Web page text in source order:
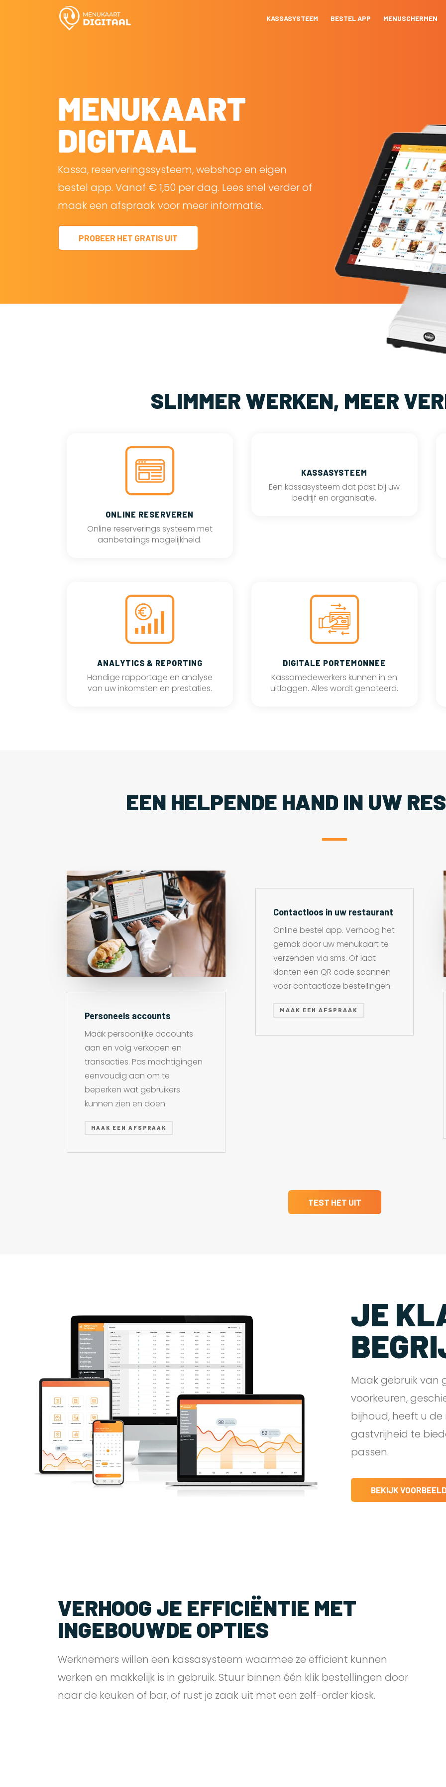
KASSASYSTEEM BESTEL APP MENUSCHERMEN
MENUKAART
DIGITAAL
Kassa, reserveringssysteem, webshop en eigen
bestel app. Vanaf € 1,50 per dag. Lees snel verder of
maak een afspraak voor meer informatie.
PROBEER HET GRATIS UIT
SLIMMER WERKEN, MEER
ONLINE RESERVEREN
Online reserverings systeem met
aanbetalings mogelijkheid.
KASSASYSTEEM
Een kassasysteem dat past bij uw
bedrijf en organisatie.
ANALYTICS & REPORTING
Handige rapportage en analyse
van uw inkomsten en prestaties.
DIGITALE PORTEMONNEE
Kassamedewerkers kunnen in en
uitloggen. Alles wordt genoteerd.
EEN HELPENDE HAND IN UW
Personeels accounts
Maak persoonlijke accounts
aan en volg verkopen en
transacties. Pas machtigingen
eenvoudig aan om te
beperken wat gebruikers
kunnen zien en doen.
MAAK EEN AFSPRAAK
Contactloos in uw restaurant
Online bestel app. Verhoog het
gemak door uw menukaart te
verzenden via sms. Of laat
klanten een QR code scannen
voor contactloze bestellingen.
MAAK EEN AFSPRAAK
TEST HET UIT
JE
Maak gebruik van
voorkeuren,
bijhoud, heeft u
gastvrijheid te
passen.
BEKIJK
VERHOOG JE EFFICIËNTIE MET
INGEBOUWDE OPTIES
Werknemers willen een kassasysteem waarmee ze efficient kunnen
werken en makkelijk is in gebruik. Stuur binnen één klik bestellingen door
naar de keuken of bar, of rust je zaak uit met een zelf-order kiosk.